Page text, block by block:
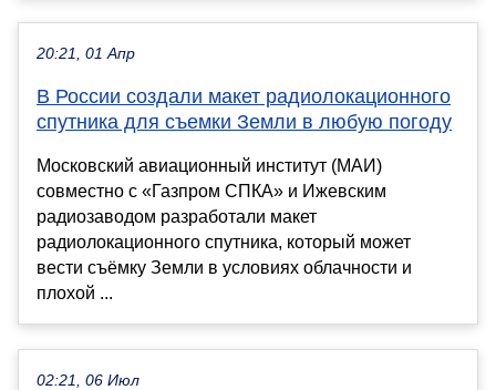
20:21, 01 Апр
В России создали макет радиолокационного
спутника для съемки Земли в любую погоду
Московский авиационный институт (МАИ)
совместно с «Газпром СПКА» и Ижевским
радиозаводом разработали макет
радиолокационного спутника, который может
вести съёмку Земли в условиях облачности и
плохой ...
02:21, 06 Июл